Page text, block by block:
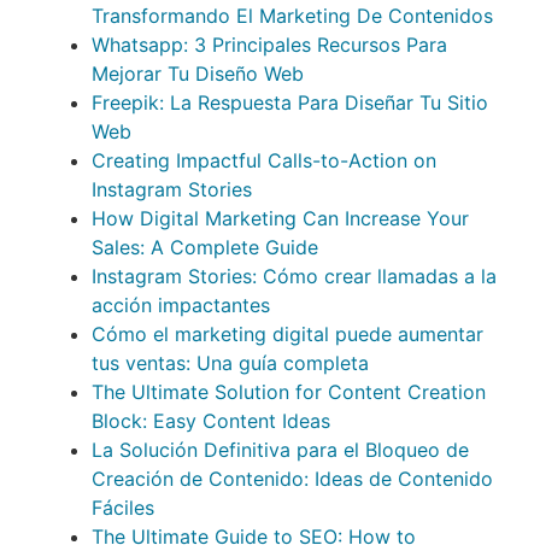
Transformando El Marketing De Contenidos
Whatsapp: 3 Principales Recursos Para
Mejorar Tu Diseño Web
Freepik: La Respuesta Para Diseñar Tu Sitio
Web
Creating Impactful Calls-to-Action on
Instagram Stories
How Digital Marketing Can Increase Your
Sales: A Complete Guide
Instagram Stories: Cómo crear llamadas a la
acción impactantes
Cómo el marketing digital puede aumentar
tus ventas: Una guía completa
The Ultimate Solution for Content Creation
Block: Easy Content Ideas
La Solución Definitiva para el Bloqueo de
Creación de Contenido: Ideas de Contenido
Fáciles
The Ultimate Guide to SEO: How to